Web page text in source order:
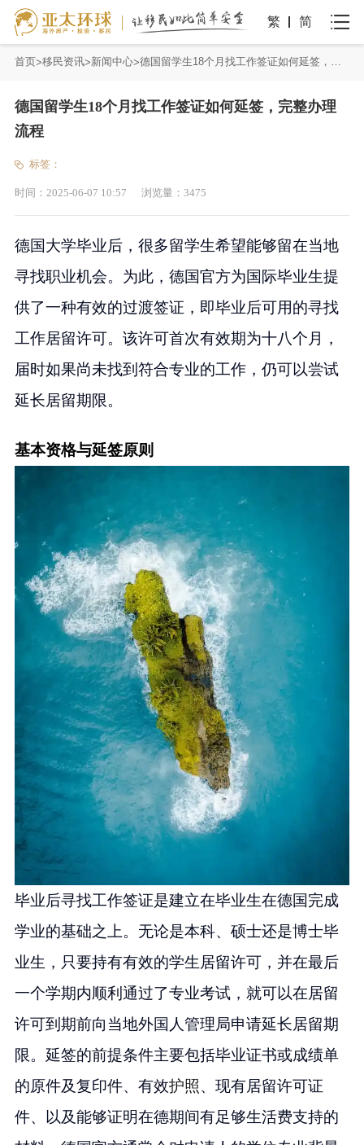
繁 简
首页 移民资讯 新闻中心 德国留学生18个月找工作签证如何延签，完整办理流程
德国留学生18个月找工作签证如何延签，完整办理
流程
标签：
时间： 2025-06-07 10:57 浏览量： 3475
德国大学毕业后，很多留学生希望能够留在当地
寻找职业机会。为此，德国官方为国际毕业生提
供了一种有效的过渡签证，即毕业后可用的寻找
工作居留许可。该许可首次有效期为十八个月，
届时如果尚未找到符合专业的工作，仍可以尝试
延长居留期限。
基本资格与延签原则
毕业后寻找工作签证是建立在毕业生在德国完成
学业的基础之上。无论是本科、硕士还是博士毕
业生，只要持有有效的学生居留许可，并在最后
一个学期内顺利通过了专业考试，就可以在居留
许可到期前向当地外国人管理局申请延长居留期
限。延签的前提条件主要包括毕业证书或成绩单
的原件及复印件、有效护照、现有居留许可证
件、以及能够证明在德期间有足够生活费支持的